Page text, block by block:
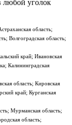
любой уголок
область;
Волгоградская область;
край; Ивановская
Калининградская
область; Кировская
край; Курганская
Мурманская область;
область;